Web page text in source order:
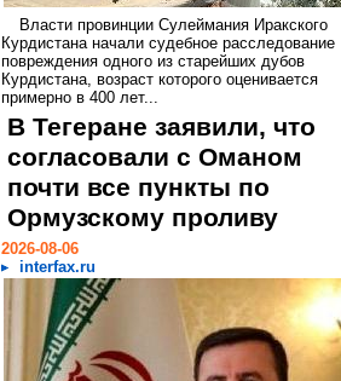
Власти провинции Сулеймания Иракского
Курдистана начали судебное расследование
повреждения одного из старейших дубов
Курдистана, возраст которого оценивается
примерно в 400 лет...
В Тегеране заявили, что
согласовали с Оманом
почти все пункты по
Ормузскому проливу
2026-08-06
interfax.ru